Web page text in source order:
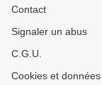
Contact
Signaler un abus
C.G.U.
Cookies et